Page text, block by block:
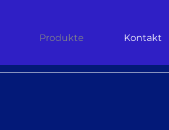
Produkte Kontakt